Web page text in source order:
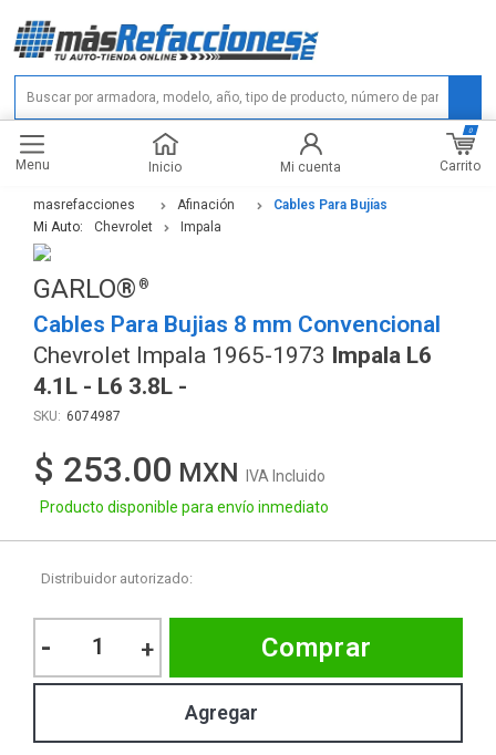
Menu Inicio Mi cuenta Carrito
0
masrefacciones Afinación
Cables Para Bujías
Mi Auto:
Chevrolet Impala
GARLO®
Cables Para Bujias 8 mm Convencional
Chevrolet Impala 1965-1973 Impala L6
4.1L - L6 3.8L -
6074987
$ 253.00
IVA Incluido
Producto disponible para envío inmediato
Distribuidor autorizado:
- + Comprar